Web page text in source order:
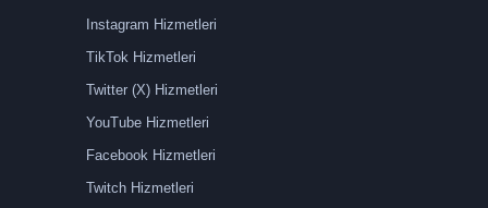
Instagram Hizmetleri
TikTok Hizmetleri
Twitter (X) Hizmetleri
YouTube Hizmetleri
Facebook Hizmetleri
Twitch Hizmetleri